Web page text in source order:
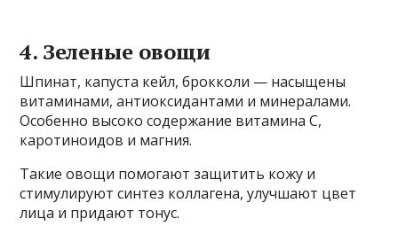
4. Зеленые овощи
Шпинат, капуста кейл, брокколи — насыщены
витаминами, антиоксидантами и минералами.
Особенно высоко содержание витамина С,
каротиноидов и магния.
Такие овощи помогают защитить кожу и
стимулируют синтез коллагена, улучшают цвет
лица и придают тонус.